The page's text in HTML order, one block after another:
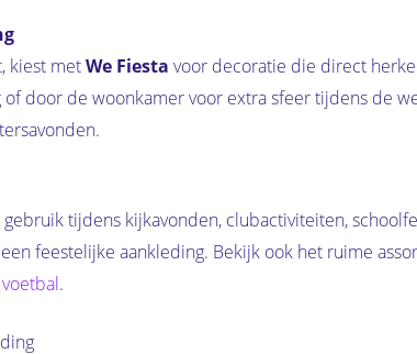
kiest metWe Fiesta voor decoratie die direct
door de woonkamer voor extra sfeer tijdens de
tijdens kijkavonden, clubactiviteiten,
feestelijke aankleding. Bekijk ook het ruime
voetbal.